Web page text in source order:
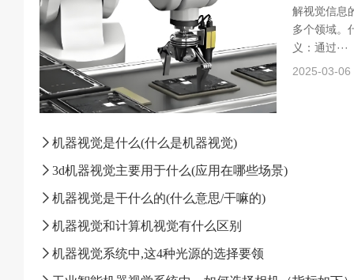
解视觉信息
多个领域。
义：通过···
2025-03-06
机器视觉是什么(什么是机器视觉)
3d机器视觉主要用于什么(应用在哪些场景)
机器视觉是干什么的(什么意思/干嘛的)
机器视觉和计算机视觉有什么区别
机器视觉系统中,这4种光源的选择要领